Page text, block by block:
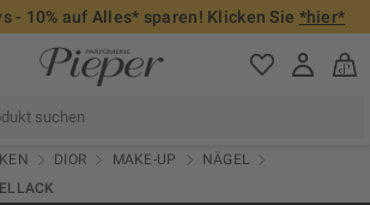
- 10% auf Alles* sparen! Klicken Sie *hier*
DIOR MAKE-UP
NÄGEL